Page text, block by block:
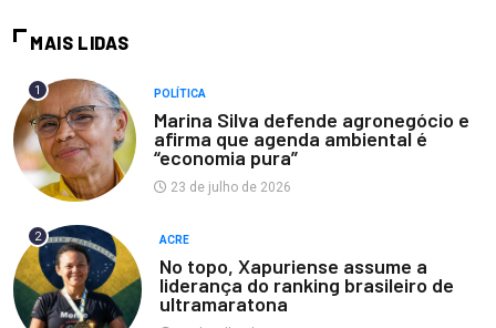
MAIS LIDAS
1 POLÍTICA
Marina Silva defende agronegócio e
afirma que agenda ambiental é
“economia pura”
23 de julho de 2026
2 ACRE
No topo, Xapuriense assume a
liderança do ranking brasileiro de
ultramaratona